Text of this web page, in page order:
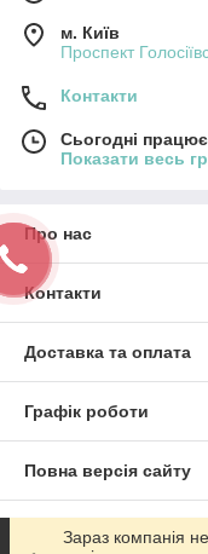
м. Київ
Проспект
Контакти
Сьогодні
Показати весь
Про нас
Контакти
Доставка та оплата
Графік роботи
Повна версія сайту
Сайт створено на
Зараз компанія